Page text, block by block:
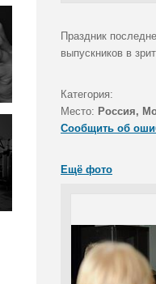
Праздник
выпускников в
Категория:
Место: Россия,
Сообщить об
Ещё фото